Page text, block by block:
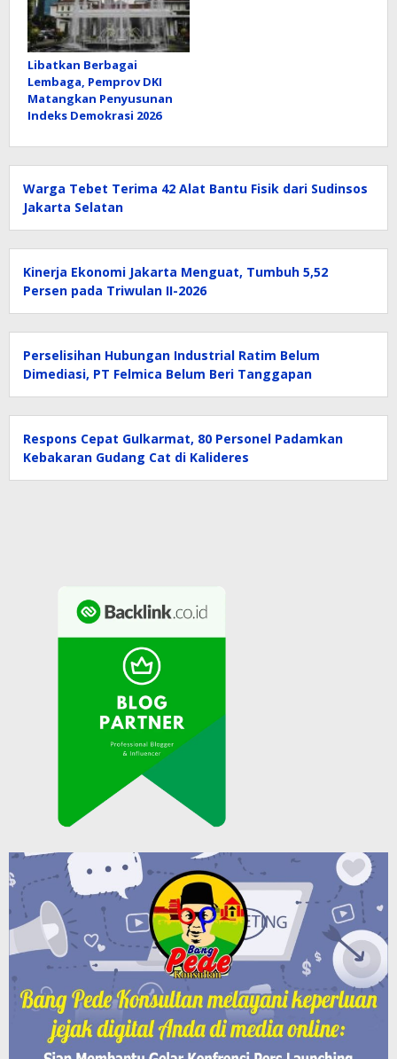
Libatkan Berbagai
Lembaga, Pemprov DKI
Matangkan Penyusunan
Indeks Demokrasi 2026
Warga Tebet Terima 42 Alat Bantu Fisik dari Sudinsos
Jakarta Selatan
Kinerja Ekonomi Jakarta Menguat, Tumbuh 5,52
Persen pada Triwulan II-2026
Perselisihan Hubungan Industrial Ratim Belum
Dimediasi, PT Felmica Belum Beri Tanggapan
Respons Cepat Gulkarmat, 80 Personel Padamkan
Kebakaran Gudang Cat di Kalideres